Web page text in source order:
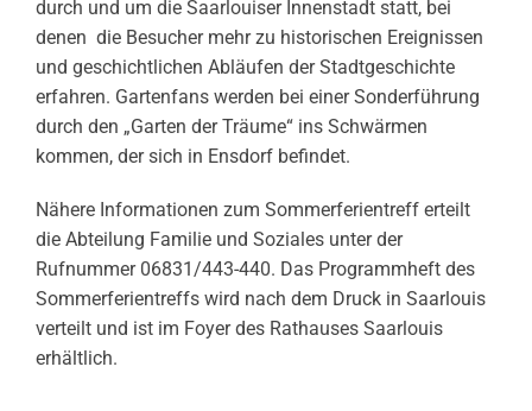
durch und um die Saarlouiser Innenstadt statt, bei
denen die Besucher mehr zu historischen Ereignissen
und geschichtlichen Abläufen der Stadtgeschichte
erfahren. Gartenfans werden bei einer Sonderführung
durch den „Garten der Träume“ ins Schwärmen
kommen, der sich in Ensdorf befindet.
Nähere Informationen zum Sommerferientreff erteilt
die Abteilung Familie und Soziales unter der
Rufnummer 06831/443-440. Das Programmheft des
Sommerferientreffs wird nach dem Druck in Saarlouis
verteilt und ist im Foyer des Rathauses Saarlouis
erhältlich.